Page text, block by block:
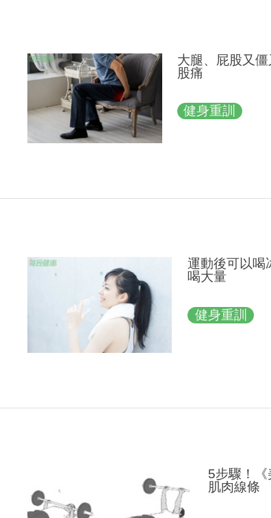
大腿、屁股又
股痛
健身重訓
運動後可以喝
喝大量
健身重訓
5步驟！
肌肉線條